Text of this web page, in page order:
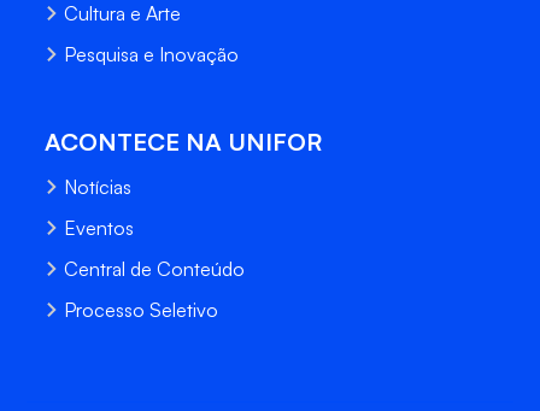
Cultura e Arte
Pesquisa e Inovação
ACONTECE NA UNIFOR
Notícias
Eventos
Central de Conteúdo
Processo Seletivo